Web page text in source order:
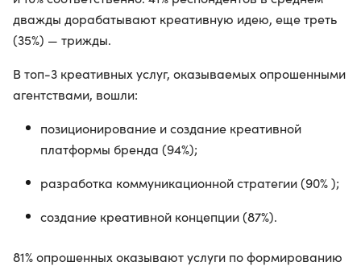
дважды дорабатывают креативную идею, еще треть
(35%) — трижды.
В топ-3 креативных услуг, оказываемых опрошенными
агентствами, вошли:
позиционирование и создание креативной
платформы бренда (94%);
разработка коммуникационной стратегии (90% );
создание креативной концепции (87%).
81% опрошенных оказывают услуги по формированию